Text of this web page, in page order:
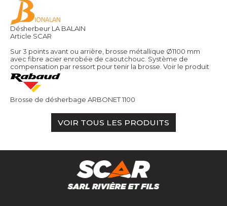
Désherbeur LA BALAIN
Article SCAR
Sur 3 points avant ou arrière, brosse métallique Ø1100 mm
avec fibre acier enrobée de caoutchouc. Système de
compensation par ressort pour tenir la brosse. Voir le produit
Brosse de désherbage ARBONET 1100
VOIR TOUS LES PRODUITS